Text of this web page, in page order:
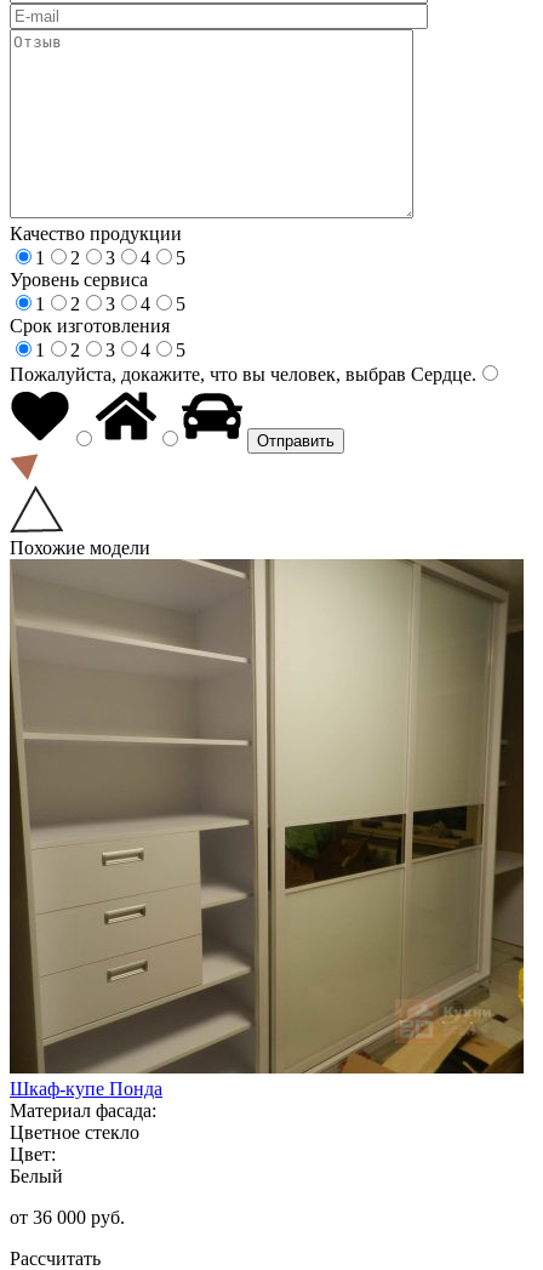
Качество продукции
1
2 3 4
5
Уровень сервиса
1
2 3 4
5
Срок изготовления
1
2 3 4
5
Пожалуйста, докажите, что вы человек, выбрав Сердце.
Похожие модели
Шкаф-купе Понда
Материал фасада:
Цветное стекло
Цвет:
Белый
от 36 000 руб.
Рассчитать